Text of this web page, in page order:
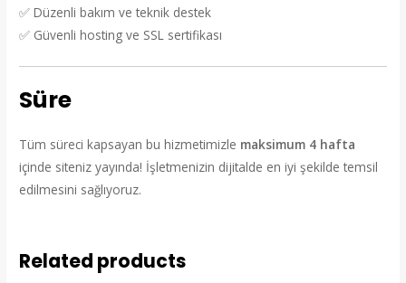
✅ Düzenli bakım ve teknik destek
✅ Güvenli hosting ve SSL sertifikası
Süre
Tüm süreci kapsayan bu hizmetimizle maksimum 4 hafta
içinde siteniz yayında! İşletmenizin dijitalde en iyi şekilde temsil
edilmesini sağlıyoruz.
Related products